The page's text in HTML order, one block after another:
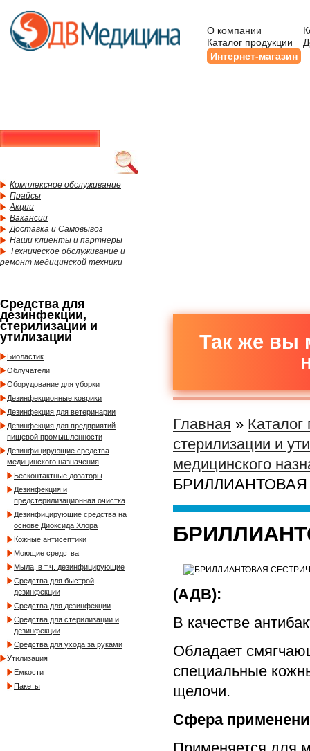
О компании
Каталог продукции
Интернет-магазин
Комплексное обслуживание
Прайсы
Акции
Вакансии
Доставка и Самовывоз
Наши клиенты и партнеры
Техническое обслуживание и
ремонт медицинской техники
Средства для
дезинфекции,
стерилизации и
утилизации
Биоластик
Облучатели
Оборудование для уборки
Дезинфекционные коврики
Дезинфекция для ветеринарии
Дезинфекция для предприятий
пищевой промышленности
Дезинфицирующие средства
медицинского назначения
Бесконтактные дозаторы
Дезинфекция и
предстерилизационная очистка
Дезинфицирующие средства на
основе Диоксида Хлора
Кожные антисептики
Моющие средства
Мыла, в т.ч. дезинфицирующие
Средства для быстрой
дезинфекции
Средства для дезинфекции
Средства для стерилизации и
дезинфекции
Средства для ухода за руками
Утилизация
Емкости
Пакеты
Так же вы
Главная » Каталог
стерилизации и
медицинского
(АДВ):
В качестве
Обладает
специальные
щелочи.
Сфера